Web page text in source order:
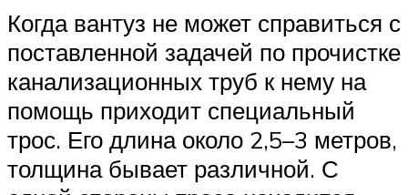
Когда вантуз не может справиться с
поставленной задачей по прочистке
канализационных труб к нему на
помощь приходит специальный
трос. Его длина около 2,5–3 метров,
толщина бывает различной. С